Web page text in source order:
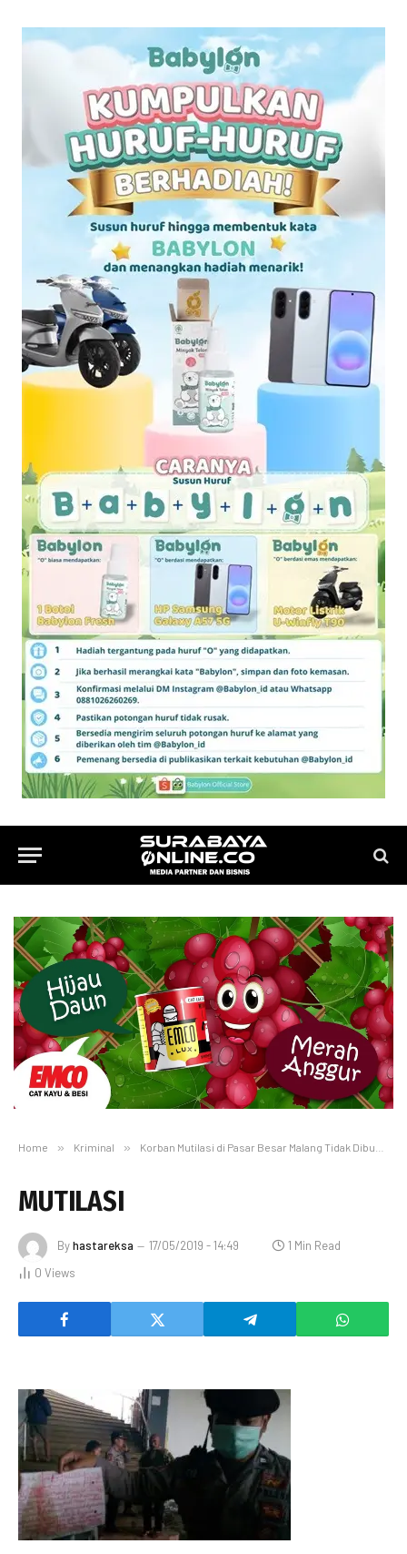
Home » Kriminal » Korban Mutilasi di Pasar Besar Malang Tidak Dibunuh
MUTILASI
Byhastareksa 17/05/2019 - 14:49
1 Min Read
0 Views